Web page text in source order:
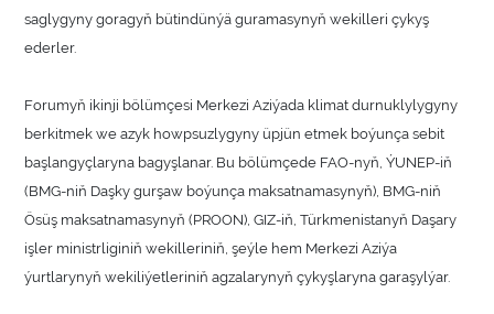
saglygyny goragyň bütindünýä guramasynyň wekilleri çykyş
ederler.
Forumyň ikinji bölümçesi Merkezi Aziýada klimat durnuklylygyny
berkitmek we azyk howpsuzlygyny üpjün etmek boýunça sebit
başlangyçlaryna bagyşlanar. Bu bölümçede FAO-nyň, ÝUNEP-iň
(BMG-niň Daşky gurşaw boýunça maksatnamasynyň), BMG-niň
Ösüş maksatnamasynyň (PROON), GIZ-iň, Türkmenistanyň Daşary
işler ministrliginiň wekilleriniň, şeýle hem Merkezi Aziýa
ýurtlarynyň wekiliýetleriniň agzalarynyň çykyşlaryna garaşylýar.